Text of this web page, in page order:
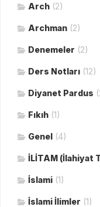
Arch (2)
Archman (2)
Denemeler (2)
Ders Notları (12)
Diyanet Pardus
Fıkıh (1)
Genel (4)
İLİTAM (İlahiyat
İslami (1)
İslami İlimler (1)